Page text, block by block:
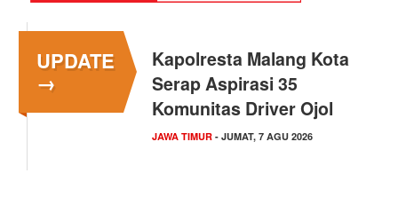
UPDATE
→
Kapolresta Malang Kota
Serap Aspirasi 35
Komunitas Driver Ojol
JAWA TIMUR - JUMAT, 7 AGU 2026